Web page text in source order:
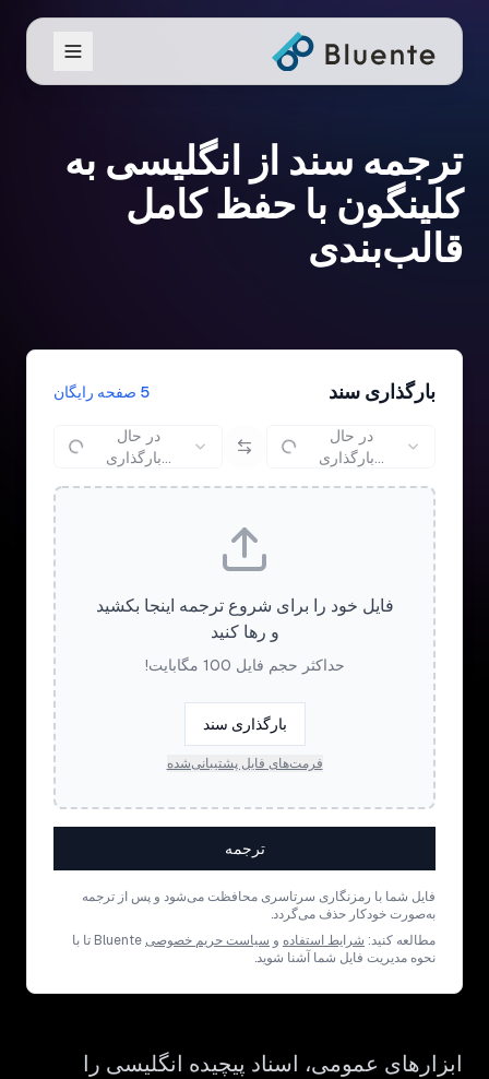
ترجمه سند از انگلیسی به
کلینگون با حفظ کامل
قالب‌بندی
بارگذاری سند 5 صفحه رایگان
در حال
بارگذاری...
در حال
بارگذاری...
فایل خود را برای شروع ترجمه اینجا بکشید
و رها کنید
حداکثر حجم فایل 100 مگابایت!
بارگذاری سند
فرمت‌های فایل پشتیبانی‌شده
ترجمه
فایل شما با رمزنگاری سرتاسری محافظت می‌شود و پس از ترجمه
به‌صورت خودکار حذف می‌گردد.
مطالعه کنید: شرایط استفاده و سیاست حریم خصوصی
Bluente تا با
نحوه مدیریت فایل شما آشنا شوید.
ابزارهای عمومی، اسناد پیچیده انگلیسی را